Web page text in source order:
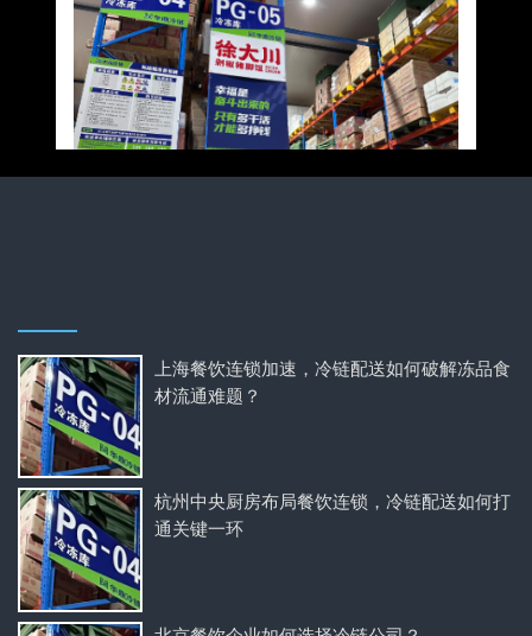
上海餐饮连锁加速，冷链配送如何破解冻品食
材流通难题？
杭州中央厨房布局餐饮连锁，冷链配送如何打
通关键一环